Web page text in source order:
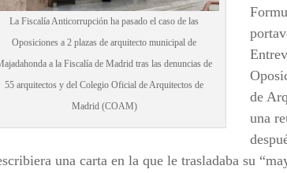
La Fiscalía Anticorrupción ha pasado el caso de las
Oposiciones a 2 plazas de arquitecto municipal de
a la Fiscalía de Madrid tras las denuncias de
55 arquitectos y del Colegio Oficial de Arquitectos de
Madrid (COAM)
de
una
una carta en la que le trasladaba su